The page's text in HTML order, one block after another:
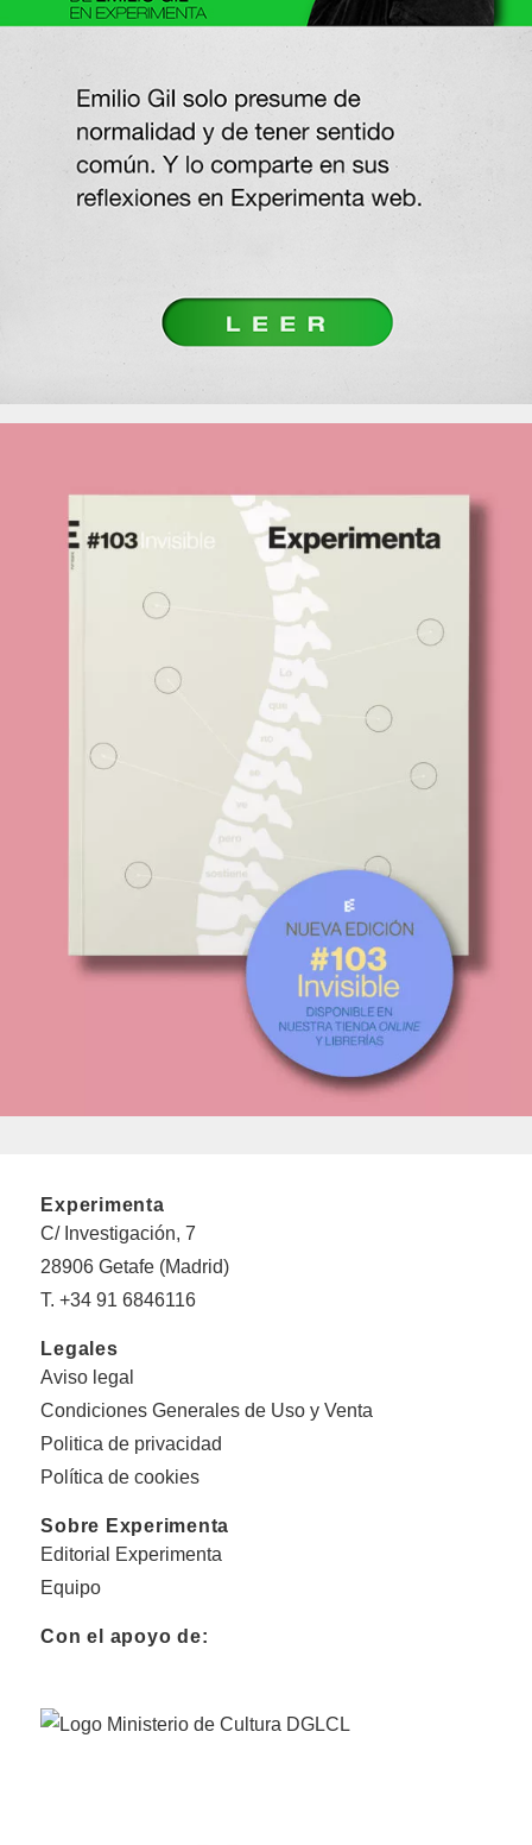
Experimenta
C/ Investigación, 7
28906 Getafe (Madrid)
T. +34 91 6846116
Legales
Aviso legal
Condiciones Generales de Uso y Venta
Politica de privacidad
Política de cookies
Sobre Experimenta
Editorial Experimenta
Equipo
Con el apoyo de: